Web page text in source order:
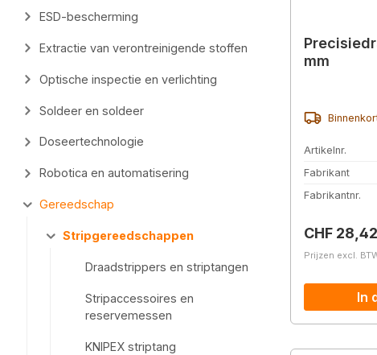
ESD-bescherming
Extractie van verontreinigende stoffen
Optische inspectie en verlichting
Soldeer en soldeer
Doseertechnologie
Robotica en automatisering
Gereedschap
Stripgereedschappen
Draadstrippers en striptangen
Stripaccessoires en
reservemessen
KNIPEX striptang
mm
Artikelnr.
Fabrikant
Fabrikantnr.
Normale
CHF 28,42
Prijzen excl.
In